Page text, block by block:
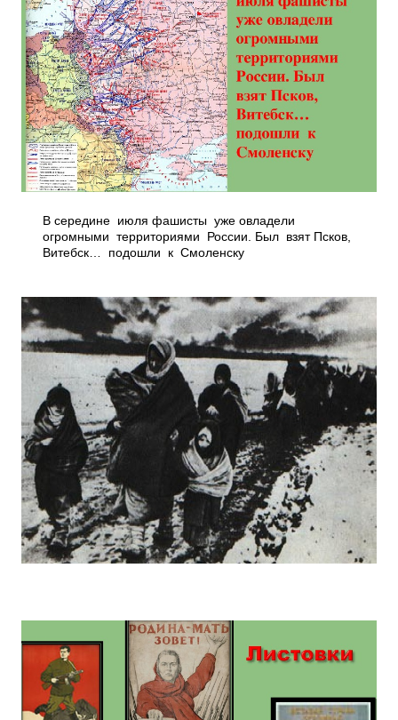
В середине июля фашисты уже овладели
огромными территориями России. Был взят Псков,
Витебск… подошли к Смоленску